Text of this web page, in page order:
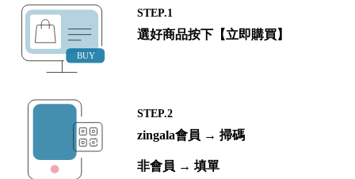
STEP.1
選好商品按下【立即購買】
STEP.2
zingala會員 → 掃碼
非會員 → 填單